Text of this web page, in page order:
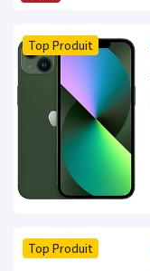
Top Produit
Top Produit